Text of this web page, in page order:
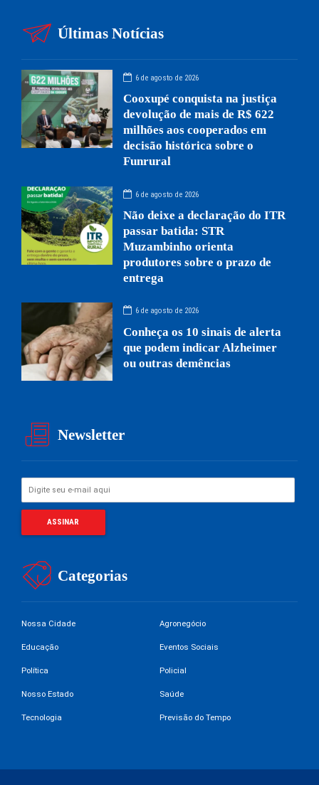
Últimas Notícias
6 de agosto de 2026
Cooxupé conquista na justiça
devolução de mais de R$ 622
milhões aos cooperados em
decisão histórica sobre o
Funrural
6 de agosto de 2026
Não deixe a declaração do ITR
passar batida: STR
Muzambinho orienta
produtores sobre o prazo de
entrega
6 de agosto de 2026
Conheça os 10 sinais de alerta
que podem indicar Alzheimer
ou outras demências
Newsletter
Categorias
Nossa Cidade Agronegócio
Educação Eventos Sociais
Política Policial
Nosso Estado Saúde
Tecnologia Previsão do Tempo